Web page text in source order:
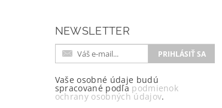
NEWSLETTER
Vaše osobné údaje budú
spracované podľa podmienok
ochrany osobných údajov.